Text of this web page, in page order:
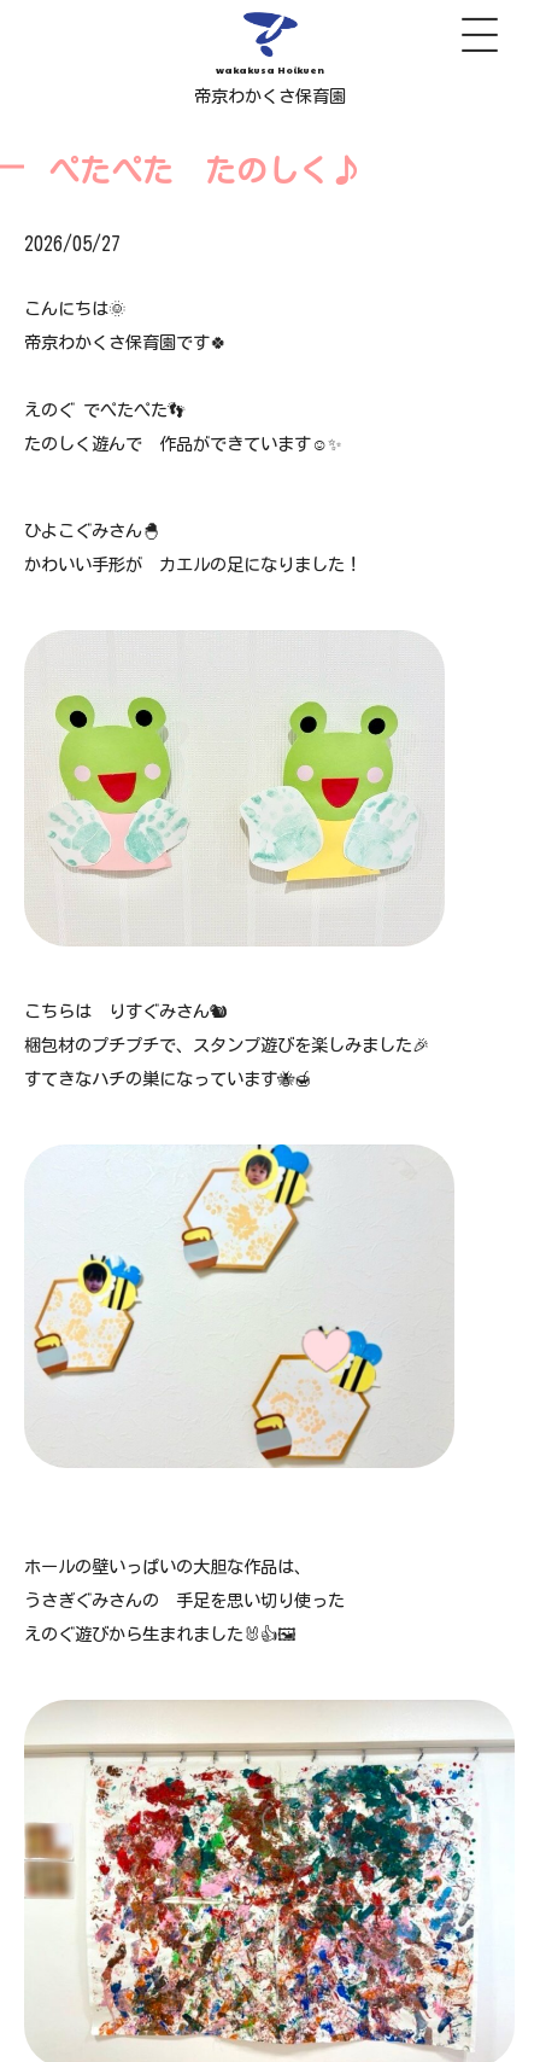
wakakusa Hoikuen
帝京わかくさ保育園
ぺたぺた たのしく♪
2026/05/27
こんにちは🌞
帝京わかくさ保育園です🍀
えのぐ でぺたぺた👣
たのしく遊んで 作品ができています☺✨
ひよこぐみさん🐣
かわいい手形が カエルの足になりました！
こちらは りすぐみさん🐿
梱包材のプチプチで、スタンプ遊びを楽しみました🎉
すてきなハチの巣になっています🐝🍯
ホールの壁いっぱいの大胆な作品は、
うさぎぐみさんの 手足を思い切り使った
えのぐ遊びから生まれました🐰👍🖼